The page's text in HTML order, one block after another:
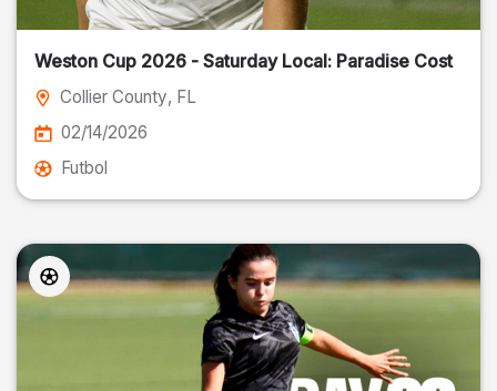
Weston Cup 2026 - Saturday Local: Paradise Cost
Collier County, FL
02/14/2026
Futbol